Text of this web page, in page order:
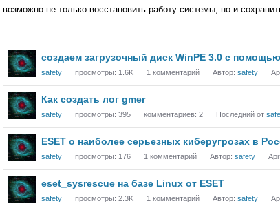
возможно не только восстановить работу системы, но и
Список
обсуждений
создаем загрузочный диск WinPE 3.0 с
safety просмотры: 1.6K 1 комментарий Автор: safety
Как создать лог gmer
safety просмотры: 395 комментариев: 2 Последний от
ESET о наиболее серьезных киберугрозах в
safety просмотры: 176 1 комментарий Автор: safety
eset_sysrescue на базе Linux от ESET
safety просмотры: 2.3K 1 комментарий Автор: safety